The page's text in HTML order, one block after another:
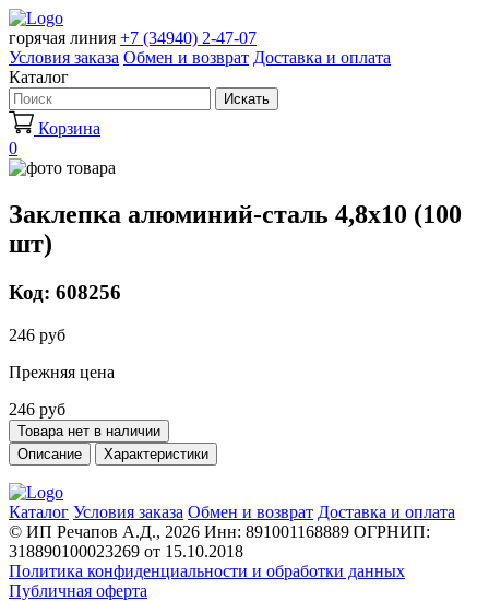
горячая линия +7 (34940) 2-47-07
Условия заказа Обмен и возврат Доставка и оплата
Каталог
Искать
Корзина
0
Заклепка алюминий-сталь 4,8х10 (100
шт)
Код: 608256
246 руб
Прежняя цена
246 руб
Товара нет в наличии
Описание
Характеристики
Каталог Условия заказа Обмен и возврат Доставка и оплата
© ИП Речапов А.Д., 2026 Инн: 891001168889 ОГРНИП:
318890100023269 от 15.10.2018
Политика конфиденциальности и обработки данных
Публичная оферта